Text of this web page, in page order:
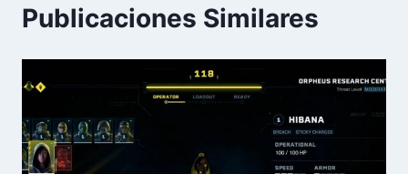
Publicaciones Similares